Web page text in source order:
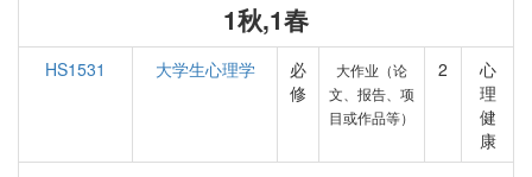
1秋,1春
HS1531 大学生心理学
必
修
大作业（论
文、报告、项
目或作品等）
2
心
理
健
康